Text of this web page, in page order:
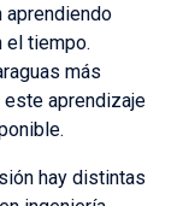
aprendiendo
el tiempo.
más
este aprendizaje
hay distintas